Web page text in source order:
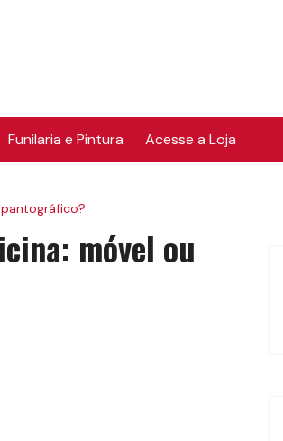
Funilaria e Pintura Acesse a Loja
móvel ou